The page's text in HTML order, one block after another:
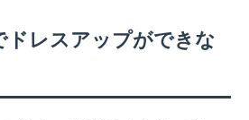
ドレスアップができな